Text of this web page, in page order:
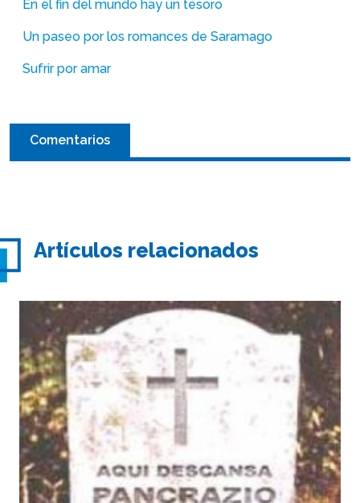
En el fin del mundo hay un tesoro
Un paseo por los romances de Saramago
Sufrir por amar
Comentarios
Artículos relacionados